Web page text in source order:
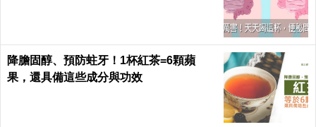
降膽固醇、預防蛀牙！1杯紅茶=6顆蘋
果，還具備這些成分與功效